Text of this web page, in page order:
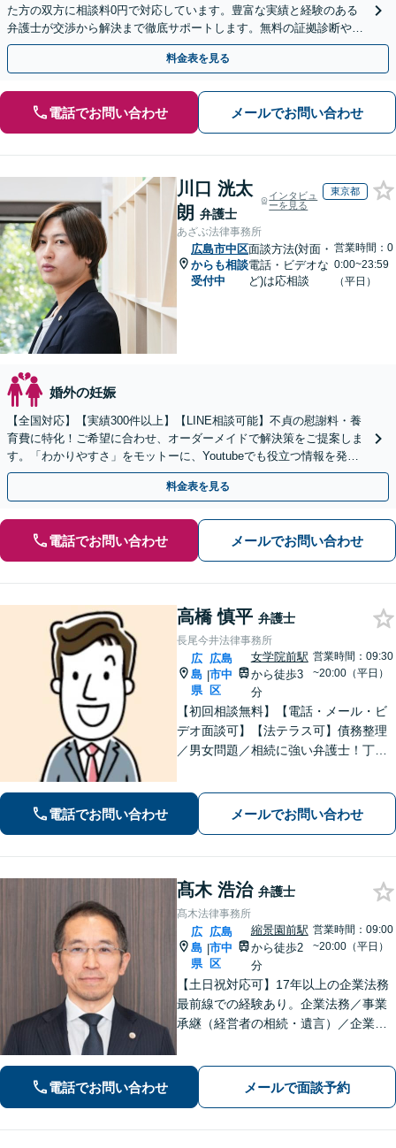
た方の双方に相談料0円で対応しています。豊富な実績と経験のある
弁護士が交渉から解決まで徹底サポートします。無料の証拠診断や着
手金の返還保証もありますので安心してご相談ください。
料金表を見る
電話でお問い合わせ メールでお問い合わせ
川口 洸太
朗 弁護士
インタビュ
ーを見る
東京都
あざぶ法律事務所
広島市中区
からも相談
受付中
面談方法(対面・
電話・ビデオな
ど)は応相談
営業時間：0
0:00~23:59
（平日）
婚外の妊娠
【全国対応】【実績300件以上】【LINE相談可能】不貞の慰謝料・養
育費に特化！ご希望に合わせ、オーダーメイドで解決策をご提案しま
す。「わかりやすさ」をモットーに、Youtubeでも役立つ情報を発信
中【初回相談無料】【土日対応可】
料金表を見る
電話でお問い合わせ メールでお問い合わせ
高橋 慎平 弁護士
長尾今井法律事務所
広
島
県
|
広島
市中
区
女学院前駅
から徒歩3
分
営業時間：09:30
~20:00（平日）
【初回相談無料】【電話・メール・ビ
デオ面談可】【法テラス可】債務整理
／男女問題／相続に強い弁護士！丁寧
寄り添ったサポートが強み【分割・後
払い利用可】【女学院前駅5分】
電話でお問い合わせ メールでお問い合わせ
髙木 浩治 弁護士
髙木法律事務所
広
島
県
|
広島
市中
区
縮景園前駅
から徒歩2
分
営業時間：09:00
~20:00（平日）
【土日祝対応可】17年以上の企業法務
最前線での経験あり。企業法務／事業
承継（経営者の相続・遺言）／企業の
験を活かした的確な対応で、企業の発
展と経営をサポート。顧問契約もお任
電話でお問い合わせ メールで面談予約